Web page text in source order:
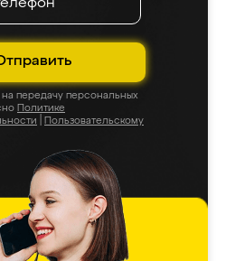
передачу персональных
Политике
Пользовательскому